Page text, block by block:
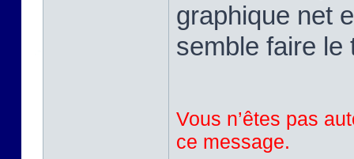
graphique net
semble faire le
Vous n’êtes pas
ce message.